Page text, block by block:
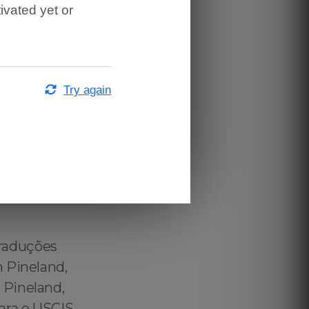
↔️ English
in
Technical
Purposes in Pineland - Portuguese Translation for US Immigration Purposes in Pineland – Portuguese to English Translation for US Immigration Purposes in Pineland – Official Portuguese to English Translation for US Immigration Purposes in Pineland – Certified Portuguese to English Translation for US Immigration Purposes in Pineland – Brazilian Official Translations for US Immigration Purposes in Pineland - Brazilian Employment Verification Translation for US Immigration Purposes in Pineland – Brazilian Public Deed Translation for US Immigration Purposes in Pineland – Brazilian Financial Statements Translation for US Immigration Purposes in Pineland – Brazilian Checking Account Statement Translation for US Immigration Purposes in Pineland - Brazilian Savings Account Statement Translation for US Immigration Purposes in Pineland - Brazilian Investment Account Statement Translation for US Immigration Purposes in Pineland - Brazilian Balance Sheet Translation for US Immigration Purposes in Pineland - Brazilian Accounting Translation for US Immigration Purposes in Pineland - Traduzir para o USCIS em Pineland - Afinal? O Que é Traduzir para USCIS em Pinela
yet or
Try again